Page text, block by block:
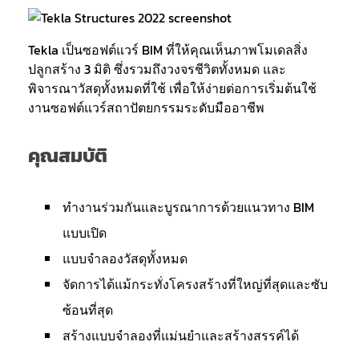
Tekla เป็นซอฟต์แวร์ BIM ที่ให้คุณเห็นภาพโมเดลสิ่ง
ปลูกสร้าง 3 มิติ ซึ่งรวมถึงวงจรชีวิตทั้งหมด และ
พิจารณาวัสดุทั้งหมดที่ใช้ เพื่อให้ง่ายต่อการเริ่มต้นใช้
งานซอฟต์แวร์สถาปัตยกรรมระดับมืออาชีพ
คุณสมบัติ
ทำงานร่วมกันและบูรณาการด้วยแนวทาง BIM
แบบเปิด
แบบจำลองวัสดุทั้งหมด
จัดการได้แม้กระทั่งโครงสร้างที่ใหญ่ที่สุดและซับ
ซ้อนที่สุด
สร้างแบบจำลองที่แม่นยำและสร้างสรรค์ได้